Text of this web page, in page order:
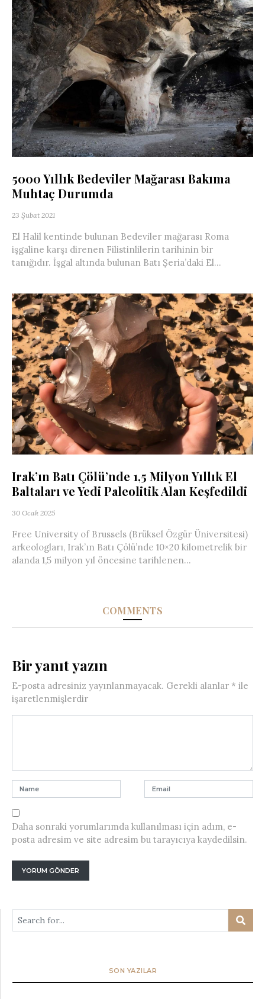
5000 Yıllık Bedeviler Mağarası Bakıma
Muhtaç Durumda
23 Şubat 2021
El Halil kentinde bulunan Bedeviler mağarası Roma
işgaline karşı direnen Filistinlilerin tarihinin bir
tanığıdır. İşgal altında bulunan Batı Şeria’daki El...
Irak’ın Batı Çölü’nde 1,5 Milyon Yıllık El
Baltaları ve Yedi Paleolitik Alan Keşfedildi
30 Ocak 2025
Free University of Brussels (Brüksel Özgür Üniversitesi)
arkeologları, Irak’ın Batı Çölü’nde 10×20 kilometrelik bir
alanda 1,5 milyon yıl öncesine tarihlenen...
COMMENTS
Bir yanıt yazın
E-posta adresiniz yayınlanmayacak. Gerekli alanlar * ile
işaretlenmişlerdir
Daha sonraki yorumlarımda kullanılması için adım, e-
posta adresim ve site adresim bu tarayıcıya kaydedilsin.
SON YAZILAR